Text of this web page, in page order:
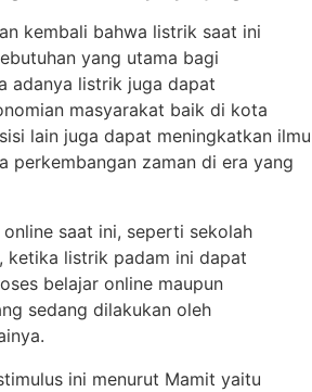
kembali bahwa listrik saat ini
yang utama bagi
adanya listrik juga dapat
masyarakat baik di kota
lain juga dapat meningkatkan ilmu
perkembangan zaman di era yang
online saat ini, seperti sekolah
ketika listrik padam ini dapat
belajar online maupun
sedang dilakukan oleh
ini menurut Mamit yaitu